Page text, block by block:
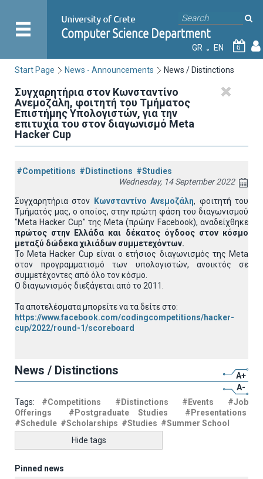
GR EN 6
Start Page News - Announcements News / Distinctions
Συγχαρητήρια στον Κωνσταντίνο
Ανεμοζάλη, φοιτητή του Τμήματος
Επιστήμης Υπολογιστών, για την
επιτυχία του στον διαγωνισμό Meta
Hacker Cup
#Competitions #Distinctions #Studies
Wednesday, 14 September 2022
Συγχαρητήρια στον Κωνσταντίνο Ανεμοζάλη, φοιτητή του
Τμήματός μας, ο οποίος, στην πρώτη φάση του διαγωνισμού
"Meta Hacker Cup" της Meta (πρώην Facebook), αναδείχθηκε
πρώτος στην Ελλάδα και δέκατος όγδοος στον κόσμο
μεταξύ δώδεκα χιλιάδων συμμετεχόντων.
To Meta Hacker Cup είναι ο ετήσιος διαγωνισμός της Meta
στον προγραμματισμό των υπολογιστών, ανοικτός σε
συμμετέχοντες από όλο τον κόσμο.
Ο διαγωνισμός διεξάγεται από το 2011.
Τα αποτελέσματα μπορείτε να τα δείτε στο:
https://www.facebook.com/codingcompetitions/hacker-
cup/2022/round-1/scoreboard
News / Distinctions
A+
A-
Tags: #Competitions #Distinctions #Events
#Job
Offerings
#Postgraduate Studies
#Presentations
#Schedule #Scholarships #Studies #Summer School
Hide tags
Pinned news